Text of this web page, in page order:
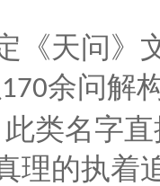
《天问》
170余问解
类名字
理的执着